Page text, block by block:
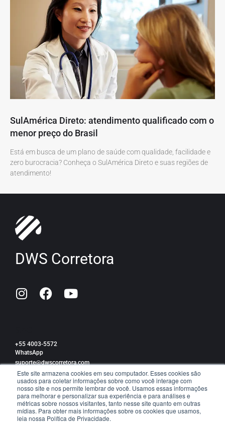
Este site armazena cookies em seu computador. Esses cookies são
usados para coletar informações sobre como você interage com
nosso site e nos permite lembrar de você. Usamos essas informações
para melhorar e personalizar sua experiência e para análises e
métricas sobre nossos visitantes, tanto nesse site quanto em outras
mídias. Para obter mais informações sobre os cookies que usamos,
leia nossa Política de Privacidade.
SulAmérica Direto: atendimento qualificado com o
menor preço do Brasil
Está em busca de um plano de saúde com qualidade, facilidade e
zero burocracia? Conheça o SulAmérica Direto e suas regiões de
atendimento!
DWS Corretora
+55 4003-5572
WhatsApp
suporte@dwscorretora.com
Política de privacidade
TRABALHE CONOSCO